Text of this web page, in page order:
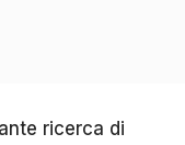
ricerca di